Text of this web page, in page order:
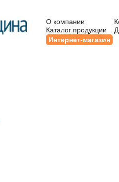
О компании
Каталог продукции
Интернет-магазин